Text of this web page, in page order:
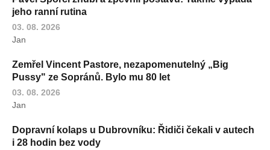
jeho ranní rutina
03. 08. 2026
Jan
Zemřel Vincent Pastore, nezapomenutelný „Big
Pussy" ze Sopránů. Bylo mu 80 let
03. 08. 2026
Jan
Dopravní kolaps u Dubrovníku: Řidiči čekali v autech
i 28 hodin bez vody